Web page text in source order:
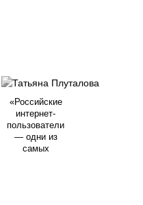
«Российские
интернет-
пользователи
— одни из
самых